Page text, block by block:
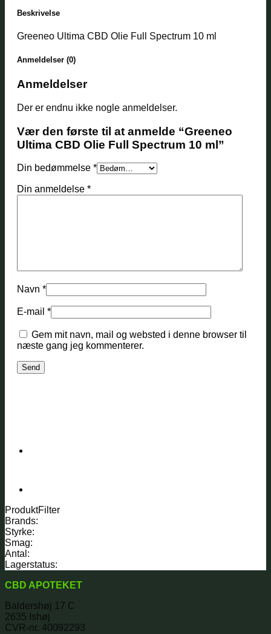
Beskrivelse
Greeneo Ultima CBD Olie Full Spectrum 10 ml
Anmeldelser (0)
Anmeldelser
Der er endnu ikke nogle anmeldelser.
Vær den første til at anmelde “Greeneo
Ultima CBD Olie Full Spectrum 10 ml”
Din bedømmelse *
Din anmeldelse *
Navn *
E-mail *
Gem mit navn, mail og websted i denne browser til
næste gang jeg kommenterer.
ProduktFilter
Brands:
Styrke:
Smag:
Antal:
Lagerstatus:
CBD APOTEKET
Baldershøj 17 C
2635 Ishøj
CVR-nr. 40092293